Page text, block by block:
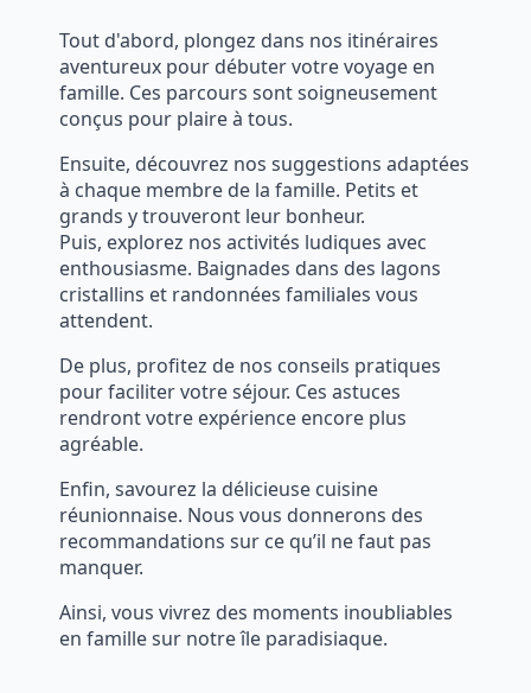
Tout d'abord, plongez dans nos itinéraires
aventureux pour débuter votre voyage en
famille. Ces parcours sont soigneusement
conçus pour plaire à tous.
Ensuite, découvrez nos suggestions adaptées
à chaque membre de la famille. Petits et
grands y trouveront leur bonheur.
Puis, explorez nos activités ludiques avec
enthousiasme. Baignades dans des lagons
cristallins et randonnées familiales vous
attendent.
De plus, profitez de nos conseils pratiques
pour faciliter votre séjour. Ces astuces
rendront votre expérience encore plus
agréable.
Enfin, savourez la délicieuse cuisine
réunionnaise. Nous vous donnerons des
recommandations sur ce qu’il ne faut pas
manquer.
Ainsi, vous vivrez des moments inoubliables
en famille sur notre île paradisiaque.